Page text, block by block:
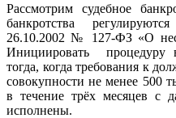
Рассмотрим судебное
банкротства
26.10.2002 № 127-ФЗ «О
Инициировать процедуру
тогда, когда требования к
совокупности не менее 500
в течение трёх месяцев с
исполнены.